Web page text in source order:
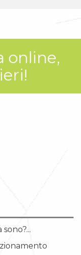
online,
sono?...